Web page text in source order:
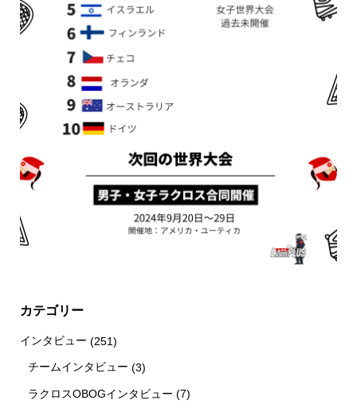
カテゴリー
インタビュー (251)
チームインタビュー (3)
ラクロスOBOGインタビュー (7)